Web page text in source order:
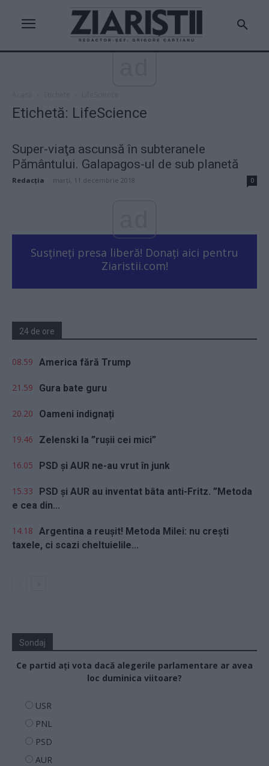
Etichetă: LifeScience
Super-viaţa ascunsă în subteranele
Pământului. Galapagos-ul de sub planetă
Redacţia marți, 11 decembrie 2018 0
Susțineți presa liberă! Donați aici pentru
Ziaristii.com!
24 de ore
08.59 America fără Trump
21.59 Gura bate guru
20.20 Oameni indignați
19.46 Zelenski la ”rușii cei mici”
16.05 PSD și AUR ne-au vrut în junk
15.33
PSD și AUR au inventat bâta anti-Fritz. ”Metoda
e cea din...
14.18 Argentina a reușit! Metoda Milei: nu crești
taxele, ci scazi cheltuielile...
Sondaj
Ce partid ați vota dacă alegerile parlamentare ar avea
loc duminica viitoare?
USR
PNL
PSD
AUR